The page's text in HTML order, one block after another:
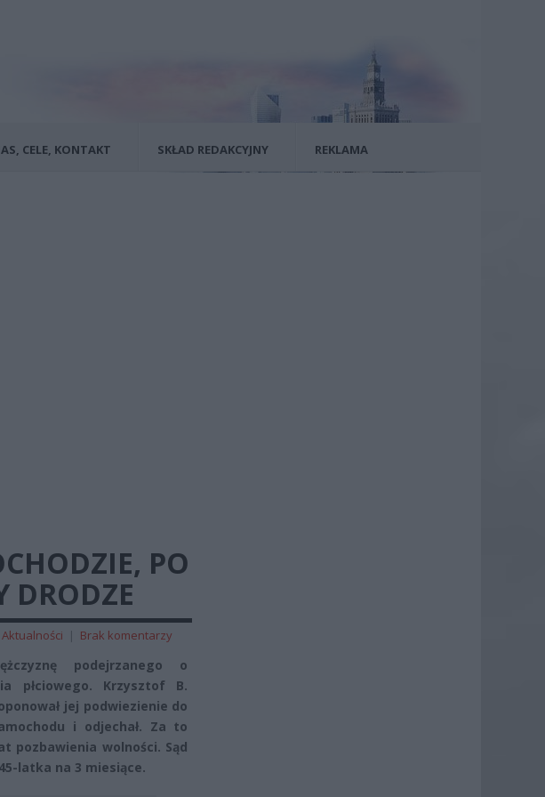
CELE, KONTAKT SKŁAD REDAKCYJNY REKLAMA
PO
DRODZE
Aktualności | Brak komentarzy
podejrzanego o
płciowego. Krzysztof B.
jej podwiezienie do
i odjechał. Za to
pozbawienia wolności. Sąd
latka na 3 miesiące.